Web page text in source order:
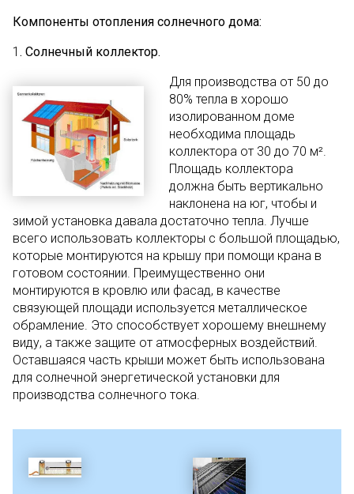
Компоненты отопления солнечного дома:
1 . Солнечный коллектор.
Для производства от 50 до
80% тепла в хорошо
изолированном доме
необходима площадь
коллектора от 30 до 70 м².
Площадь коллектора
должна быть вертикально
наклонена на юг, чтобы и
зимой установка давала достаточно тепла. Лучше
всего использовать коллекторы с большой площадью,
которые монтируются на крышу при помощи крана в
готовом состоянии. Преимущественно они
монтируются в кровлю или фасад, в качестве
связующей площади используется металлическое
обрамление. Это способствует хорошему внешнему
виду, а также защите от атмосферных воздействий.
Оставшаяся часть крыши может быть использована
для солнечной энергетической установки для
производства солнечного тока.